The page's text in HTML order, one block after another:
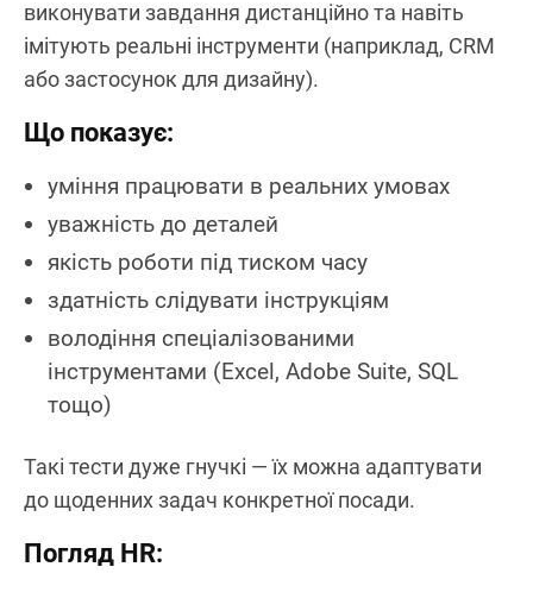
виконувати завдання дистанційно та навіть
імітують реальні інструменти (наприклад, CRM
або застосунок для дизайну).
Що показує:
уміння працювати в реальних умовах
уважність до деталей
якість роботи під тиском часу
здатність слідувати інструкціям
володіння спеціалізованими
інструментами (Excel, Adobe Suite, SQL
тощо)
Такі тести дуже гнучкі — їх можна адаптувати
до щоденних задач конкретної посади.
Погляд HR: